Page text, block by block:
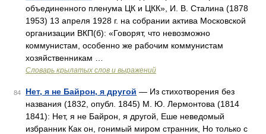
объединенного пленума ЦК и ЦКК», И. В. Сталина (1878
1953) 13 апреля 1928 г. на собрании актива Московской
организации ВКП(б): «Говорят, что невозможно
коммунистам, особенно же рабочим коммунистам
хозяйственникам …
Словарь крылатых слов и выражений
84 Нет, я не Байрон, я другой — Из стихотворения без
названия (1832, опубл. 1845) М. Ю. Лермонтова (1814
1841): Нет, я не Байрон, я другой, Еше неведомый
избранник Как он, гонимый миром странник, Но только с